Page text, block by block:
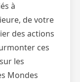
à
de votre
des actions
ces
les
Mondes